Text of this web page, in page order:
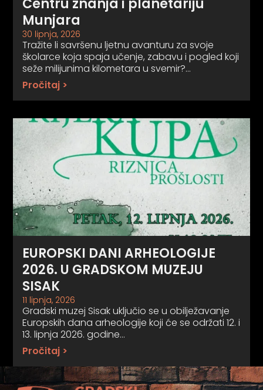
Munjara
30 lipnja, 2026
Tražite li savršenu ljetnu avanturu za svoje
školarce koja spaja učenje, zabavu i pogled koji
seže milijunima kilometara u svemir?…
Pročitaj >
EUROPSKI DANI ARHEOLOGIJE
2026. U GRADSKOM MUZEJU
SISAK
11 lipnja, 2026
Gradski muzej Sisak uključio se u obilježavanje
Europskih dana arheologije koji će se održati 12. i
13. lipnja 2026. godine…
Pročitaj >